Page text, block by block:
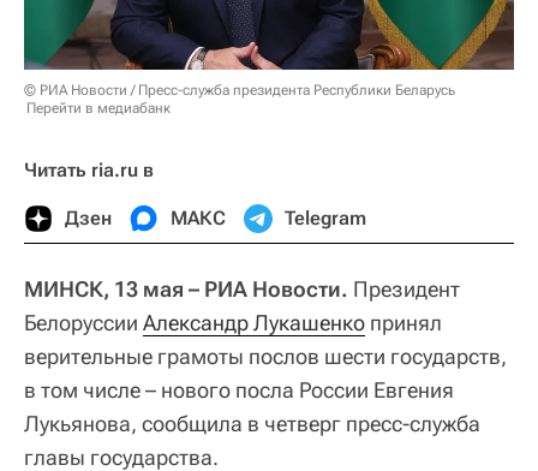
© РИА Новости / Пресс-служба президента Республики Беларусь
Перейти в медиабанк
Читать ria.ru в
Дзен МАКС Telegram
МИНСК, 13 мая – РИА Новости. Президент
Белоруссии Александр Лукашенко принял
верительные грамоты послов шести государств,
в том числе – нового посла России Евгения
Лукьянова, сообщила в четверг пресс-служба
главы государства.